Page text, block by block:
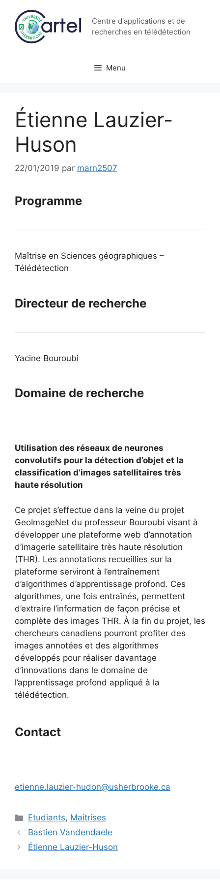
contenu
Centre d'applications et de
recherches en télédétection
Menu
Étienne Lauzier-
Huson
22/01/2019 par marn2507
Programme
Maîtrise en Sciences géographiques –
Télédétection
Directeur de recherche
Yacine Bouroubi
Domaine de recherche
Utilisation des réseaux de neurones
convolutifs pour la détection d’objet et la
classification d’images satellitaires très
haute résolution
Ce projet s’effectue dans la veine du projet
GeoImageNet du professeur Bouroubi visant à
développer une plateforme web d’annotation
d’imagerie satellitaire très haute résolution
(THR). Les annotations recueillies sur la
plateforme serviront à l’entraînement
d’algorithmes d’apprentissage profond. Ces
algorithmes, une fois entraînés, permettent
d’extraire l’information de façon précise et
complète des images THR. À la fin du projet, les
chercheurs canadiens pourront profiter des
images annotées et des algorithmes
développés pour réaliser davantage
d’innovations dans le domaine de
l’apprentissage profond appliqué à la
télédétection.
Contact
etienne.lauzier-hudon@usherbrooke.ca
Catégories
Etudiants, Maitrises
Bastien Vandendaele
Étienne Lauzier-Huson